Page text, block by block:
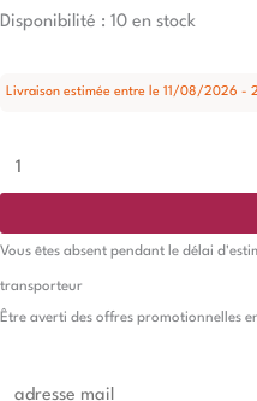
Disponibilité : 10 en stock
Livraison estimée entre le 11/08/2026 -
Vous êtes absent pendant le délai
transporteur
Être averti des offres promotionnelles